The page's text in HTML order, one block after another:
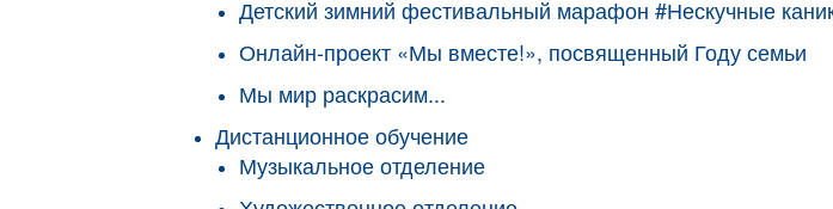
Детский зимний фестивальный марафон #Нескучные
Онлайн-проект «Мы вместе!», посвященный Году семьи
Мы мир раскрасим...
Дистанционное обучение
Музыкальное отделение